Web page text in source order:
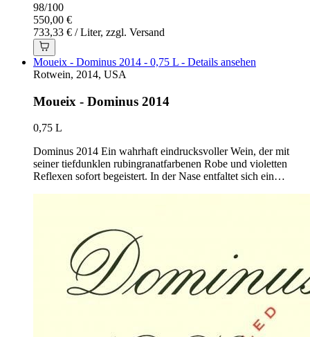
98/100
550,00 €
733,33 € / Liter, zzgl. Versand
Moueix - Dominus 2014 - 0,75 L - Details ansehen
Rotwein, 2014, USA
Moueix - Dominus 2014
0,75 L
Dominus 2014 Ein wahrhaft eindrucksvoller Wein, der mit
seiner tiefdunklen rubingranatfarbenen Robe und violetten
Reflexen sofort begeistert. In der Nase entfaltet sich ein…